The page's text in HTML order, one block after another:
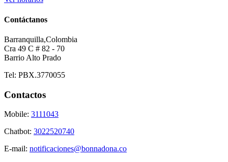
Contáctanos
Barranquilla,Colombia
Cra 49 C # 82 - 70
Barrio Alto Prado
Tel: PBX.3770055
Contactos
Mobile: 3111043
Chatbot: 3022520740
E-mail: notificaciones@bonnadona.co